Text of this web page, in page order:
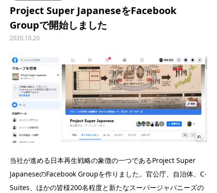
Project Super JapaneseをFacebook
Groupで開始しました
2020.10.20
当社が進める日本再生戦略の象徴の一つであるProject Super
JapaneseのFacebook Groupを作りました。官公庁、自治体、C-
Suites、ほかの皆様200名程度と新たなスーパージャパニーズの